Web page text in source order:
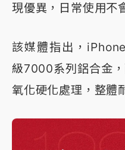
現優異，日常使用不
該媒體指出，
級7000系列鋁合金
氧化硬化處理，整體